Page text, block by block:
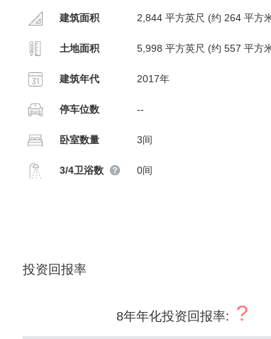
建筑面积 2,844 平方英尺 (约 264 平方
土地面积 5,998 平方英尺 (约 557 平方
建筑年代 2017年
停车位数 --
卧室数量 3间
3/4卫浴数 0间
投资回报率
8年年化投资回报率: ?